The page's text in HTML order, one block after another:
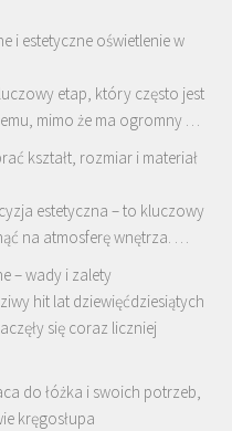
i estetyczne oświetlenie w
etap, który często jest
mimo że ma ogromny …
kształt, rozmiar i materiał
estetyczna – to kluczowy
na atmosferę wnętrza. …
– wady i zalety
hit lat dziewięćdziesiątych
się coraz liczniej
do łóżka i swoich potrzeb,
kręgosłupa